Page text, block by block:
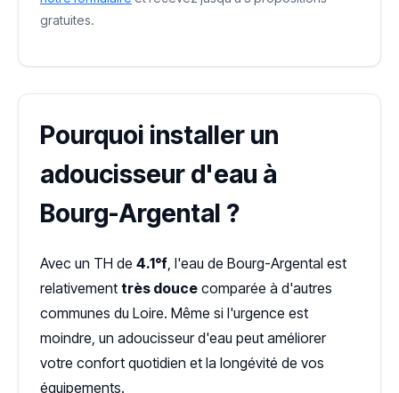
gratuites.
Pourquoi installer un
adoucisseur d'eau à
Bourg-Argental ?
Avec un TH de 4.1°f, l'eau de Bourg-Argental est
relativement très douce comparée à d'autres
communes du Loire. Même si l'urgence est
moindre, un adoucisseur d'eau peut améliorer
votre confort quotidien et la longévité de vos
équipements.